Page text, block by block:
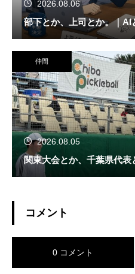
2026.08.06
部下とか、上司とか。｜AI
仲間
2026.08.05
関東大会とか、千葉県代表
コメント
0 コメント